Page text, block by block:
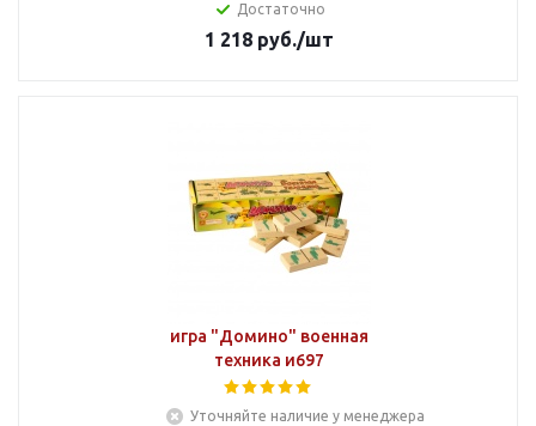
Достаточно
1 218руб./шт
игра "Домино" военная
техника и697
Уточняйте наличие у менеджера